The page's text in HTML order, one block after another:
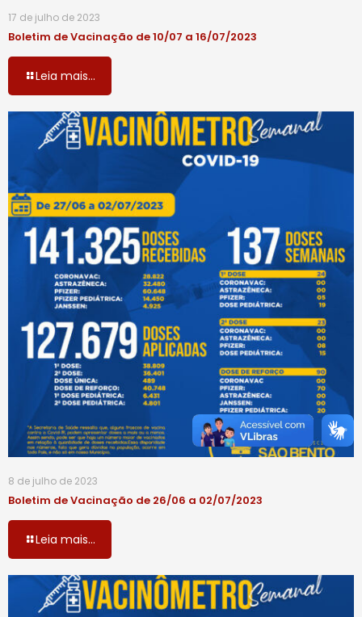
17 de julho de 2023
Boletim de Vacinação de 10/07 a 16/07/2023
Leia mais...
8 de julho de 2023
Boletim de Vacinação de 26/06 a 02/07/2023
Leia mais...